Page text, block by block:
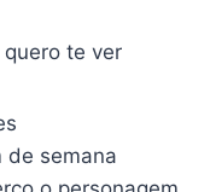
te ver
de semana